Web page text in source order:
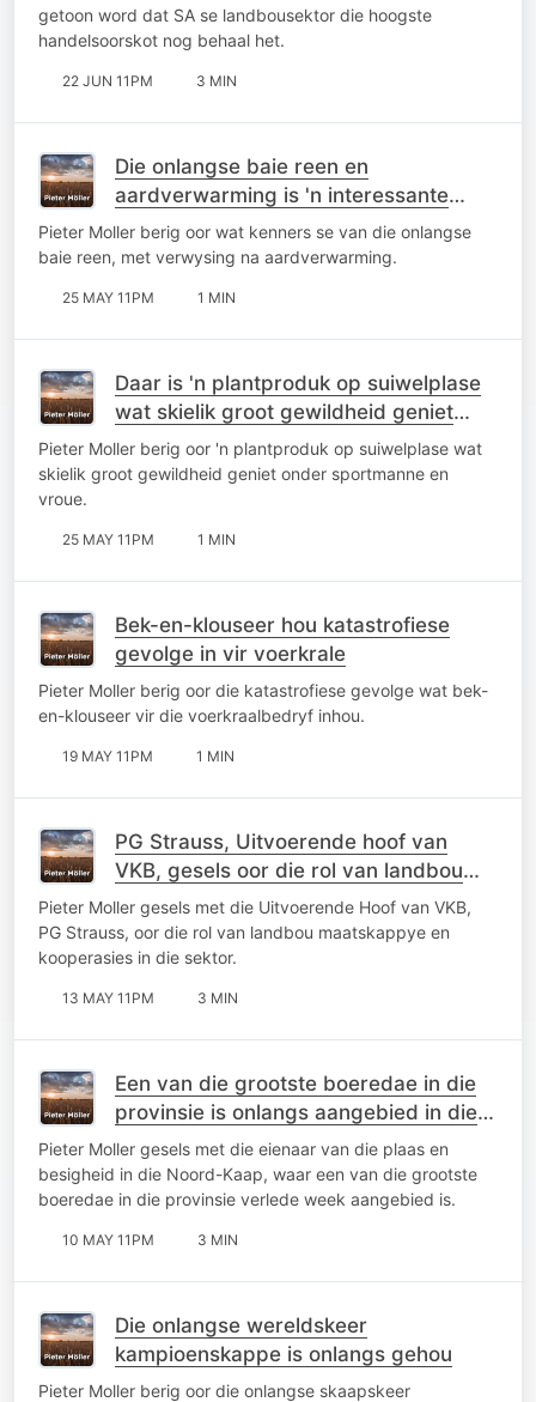
getoon word dat SA se landbousektor die hoogste
handelsoorskot nog behaal het.
22 JUN 11PM 3 MIN
Die onlangse baie reen en
aardverwarming is 'n interessante
onderwerp vir weerkenners
Pieter Moller berig oor wat kenners se van die onlangse
baie reen, met verwysing na aardverwarming.
25 MAY 11PM 1 MIN
Daar is 'n plantproduk op suiwelplase
wat skielik groot gewildheid geniet
onder sportmanne en vroue
Pieter Moller berig oor 'n plantproduk op suiwelplase wat
skielik groot gewildheid geniet onder sportmanne en
vroue.
25 MAY 11PM 1 MIN
Bek-en-klouseer hou katastrofiese
gevolge in vir voerkrale
Pieter Moller berig oor die katastrofiese gevolge wat bek-
en-klouseer vir die voerkraalbedryf inhou.
19 MAY 11PM 1 MIN
PG Strauss, Uitvoerende hoof van
VKB, gesels oor die rol van landbou
maatskappye en kooperasies
Pieter Moller gesels met die Uitvoerende Hoof van VKB,
PG Strauss, oor die rol van landbou maatskappye en
kooperasies in die sektor.
13 MAY 11PM 3 MIN
Een van die grootste boeredae in die
provinsie is onlangs aangebied in die
Noord-Kaap
Pieter Moller gesels met die eienaar van die plaas en
besigheid in die Noord-Kaap, waar een van die grootste
boeredae in die provinsie verlede week aangebied is.
10 MAY 11PM 3 MIN
Die onlangse wereldskeer
kampioenskappe is onlangs gehou
Pieter Moller berig oor die onlangse skaapskeer